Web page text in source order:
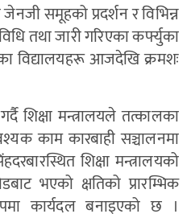
समूहको प्रदर्शन र विभिन्न
तथा जारी गरिएका कर्फ्युका
विद्यालयहरू आजदेखि क्रमशः
शिक्षा मन्त्रालयले तत्कालका
काम कारबाही सञ्चालनमा
शिक्षा मन्त्रालयको
भएको क्षतिको प्रारम्भिक
कार्यदल बनाइएको छ ।